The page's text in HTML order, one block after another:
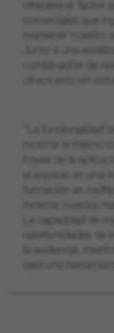
través de la
La capacidad de